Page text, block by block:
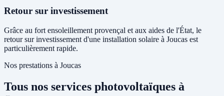
Retour sur investissement
Grâce au fort ensoleillement provençal et aux aides de l'État, le
retour sur investissement d'une installation solaire à Joucas est
particulièrement rapide.
Nos prestations à Joucas
Tous nos services photovoltaïques à